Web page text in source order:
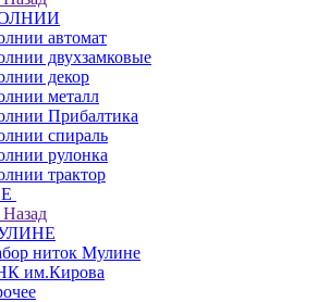
автомат
двухзамковые
декор
металл
Прибалтика
спираль
рулонка
трактор
Назад
ниток Мулине
им.Кирова